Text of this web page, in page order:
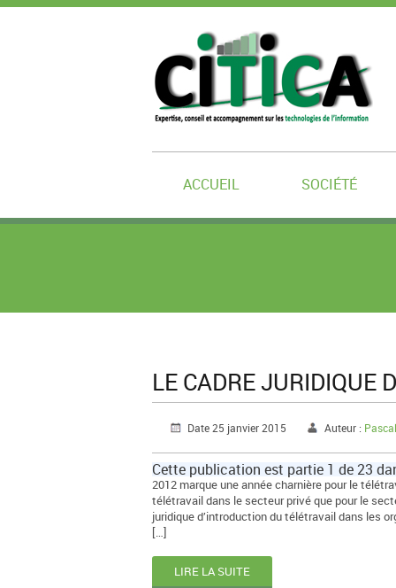
ACCUEIL SOCIÉTÉ
LE CADRE JURIDIQUE
Date 25 janvier 2015 Auteur :
Cette publication est partie 1 de 23
2012 marque une année charnière pour le
télétravail dans le secteur privé que pour le
juridique d’introduction du télétravail dans les
[…]
LIRE LA SUITE